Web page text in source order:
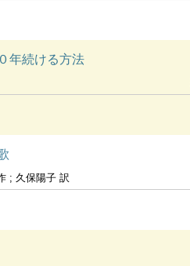
年続ける方法
; 久保陽子 訳